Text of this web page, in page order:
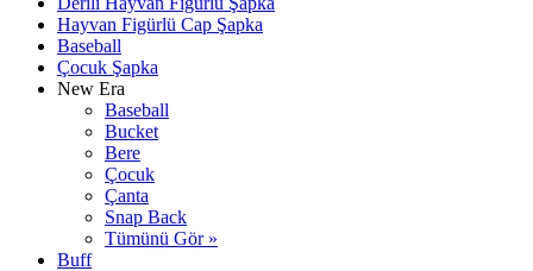
Hayvan Figürlü Cap Şapka
Baseball
Çocuk Şapka
New Era
Baseball
Bucket
Bere
Çocuk
Çanta
Snap Back
Tümünü Gör »
Buff